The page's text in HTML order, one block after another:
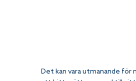
Det kan vara utmanande för